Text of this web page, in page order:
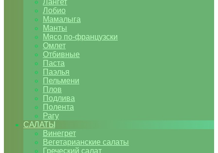
Лангет
Лобио
Мамалыга
Манты
Мясо по-французски
Омлет
Отбивные
Паста
Паэлья
Пельмени
Плов
Подлива
Полента
Рагу
САЛАТЫ
Винегрет
Вегетарианские салаты
Греческий салат